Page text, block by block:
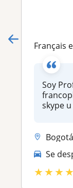
Français
Soy
skype
Bogotá
Se
★★★★